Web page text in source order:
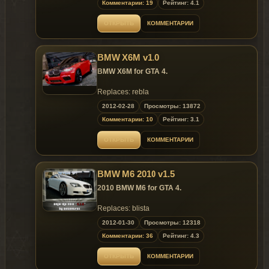
prteam.ru !sites until 25.05.2012 !
~ GTAMANIA EXCLUSIVE ~
Комментарии: 19
Рейтинг: 4.1
КОММЕНТАРИИ
BMW X6M v1.0
BMW X6M for GTA 4.
Replaces: rebla
2012-02-28
Просмотры: 13872
Комментарии: 10
Рейтинг: 3.1
КОММЕНТАРИИ
BMW M6 2010 v1.5
2010 BMW M6 for GTA 4.
Replaces: blista
Model is exclusive toGtaMania
prteam.ru !sites until 08.02.2012 !
2012-01-30
Просмотры: 12318
Комментарии: 36
Рейтинг: 4.3
КОММЕНТАРИИ